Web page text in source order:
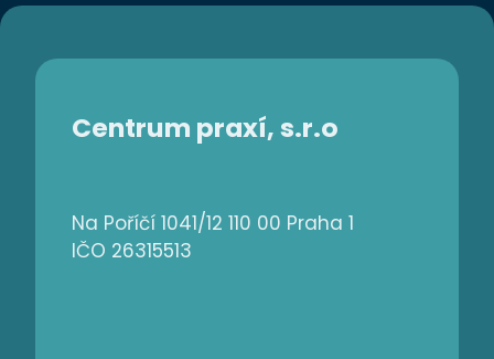
Centrum praxí, s.r.o
Na Poříčí 1041/12 110 00 Praha 1
IČO 26315513